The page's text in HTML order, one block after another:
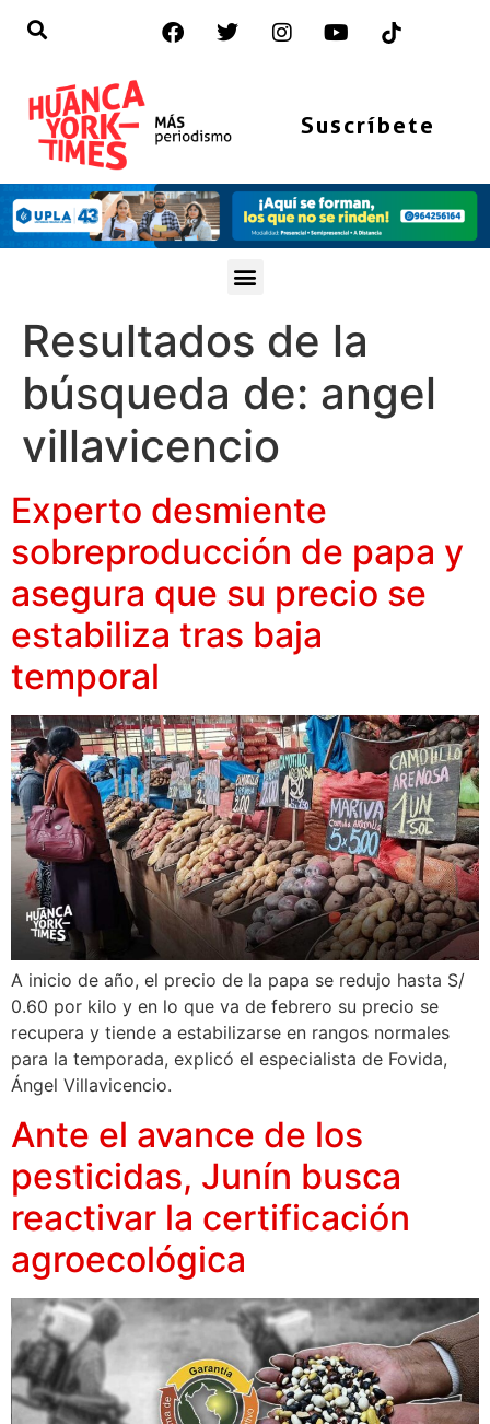
Suscríbete
Resultados de la
búsqueda de: angel
villavicencio
Experto desmiente
sobreproducción de papa y
asegura que su precio se
estabiliza tras baja
temporal
A inicio de año, el precio de la papa se redujo hasta S/
0.60 por kilo y en lo que va de febrero su precio se
recupera y tiende a estabilizarse en rangos normales
para la temporada, explicó el especialista de Fovida,
Ángel Villavicencio.
Ante el avance de los
pesticidas, Junín busca
reactivar la certificación
agroecológica